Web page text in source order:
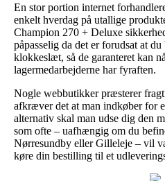
En stor portion internet
enkelt hverdag på utallige
Champion 270 + Deluxe
påpasselig da det er forudsat at
klokkeslæt, så de garanteret kan
lagermedarbejderne har fyraften.
Nogle webbutikker præsterer
afkræver det at man indkøber for
alternativ skal man udse dig den
som ofte – uafhængig om du
Nørresundby eller Gilleleje – vil
køre din bestilling til et